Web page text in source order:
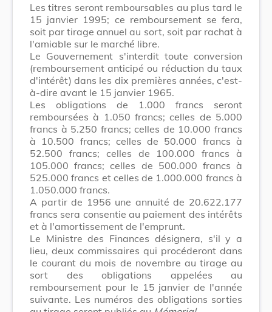
Les titres seront remboursables au plus tard le
15 janvier 1995; ce remboursement se fera,
soit par tirage annuel au sort, soit par rachat à
l'amiable sur le marché libre.
Le Gouvernement s'interdit toute conversion
(remboursement anticipé ou réduction du taux
d'intérêt) dans les dix premières années, c'est-
à-dire avant le 15 janvier 1965.
Les obligations de 1.000 francs seront
remboursées à 1.050 francs; celles de 5.000
francs à 5.250 francs; celles de 10.000 francs
à 10.500 francs; celles de 50.000 francs à
52.500 francs; celles de 100.000 francs à
105.000 francs; celles de 500.000 francs à
525.000 francs et celles de 1.000.000 francs à
1.050.000 francs.
A partir de 1956 une annuité de 20.622.177
francs sera consentie au paiement des intérêts
et à l'amortissement de l'emprunt.
Le Ministre des Finances désignera, s'il y a
lieu, deux commissaires qui procéderont dans
le courant du mois de novembre au tirage au
sort des obligations appelées au
remboursement pour le 15 janvier de l'année
suivante. Les numéros des obligations sorties